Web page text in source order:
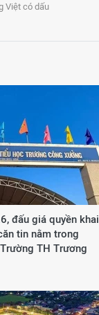
Việt có dấu
đấu giá quyền khai
tin nằm trong
TH Trương